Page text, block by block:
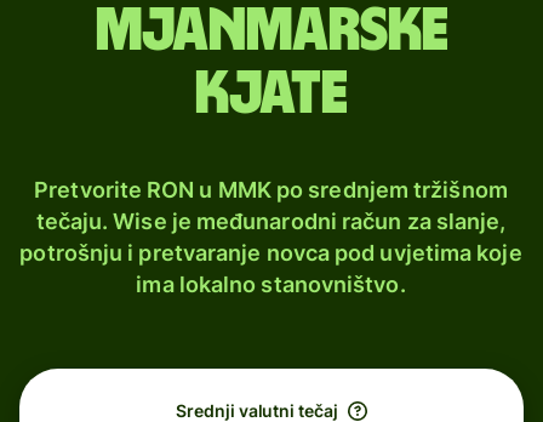
mjanmarske
kjate
Pretvorite RON u MMK po srednjem tržišnom
tečaju. Wise je međunarodni račun za slanje,
potrošnju i pretvaranje novca pod uvjetima koje
ima lokalno stanovništvo.
Srednji valutni tečaj